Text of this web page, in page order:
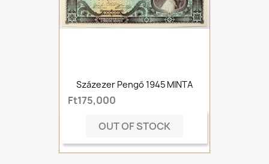
Százezer Pengő 1945 MINTA
Ft175,000
OUT OF STOCK